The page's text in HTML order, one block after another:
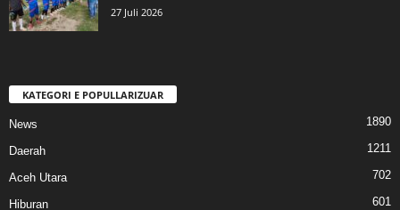
27 Juli 2026
KATEGORI E POPULLARIZUAR
News 1890
Daerah 1211
Aceh Utara 702
Hiburan 601